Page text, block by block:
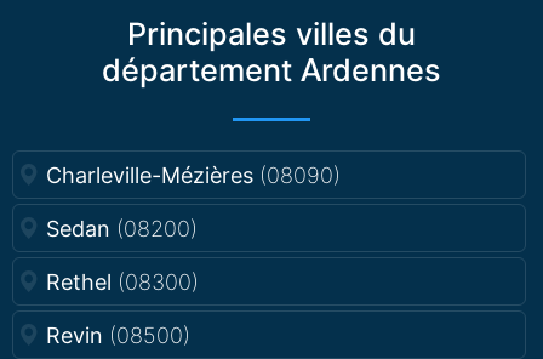
Principales villes du
département Ardennes
Charleville-Mézières (08090)
Sedan (08200)
Rethel (08300)
Revin (08500)